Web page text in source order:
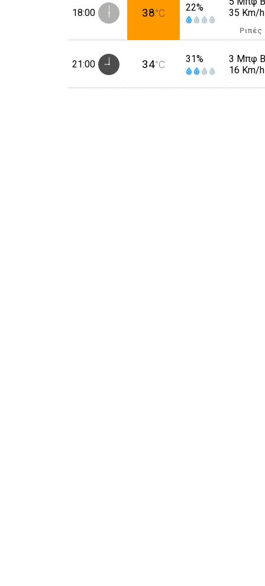
18:00 38°C 22%
35 Km/h
21:00 34°C 31%
3 Μπφ
16 Km/h